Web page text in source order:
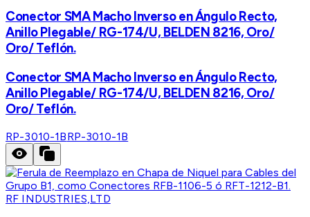
Conector SMA Macho Inverso en Ángulo Recto,
Anillo Plegable/ RG-174/U, BELDEN 8216, Oro/
Oro/ Teflón.
Conector SMA Macho Inverso en Ángulo Recto,
Anillo Plegable/ RG-174/U, BELDEN 8216, Oro/
Oro/ Teflón.
RP-3010-1BRP-3010-1B
RF INDUSTRIES,LTD